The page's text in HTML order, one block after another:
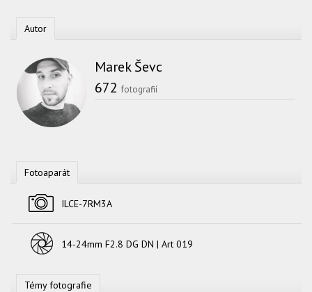
Autor
Marek Ševc
672 fotografií
Fotoaparát
ILCE-7RM3A
14-24mm F2.8 DG DN | Art 019
Témy fotografie